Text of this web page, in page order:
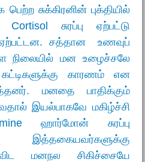
சுக்கிரனின் புக்தியில்
சுரப்பு ஏற்பட்டு
ஏற்பட்டன. சத்தான உணவுப்
நிலையில் மன உழைச்சலே
காரணம் என
மனதை பாதிக்கும்
இயல்பாகவே மகிழ்ச்சி
ஹார்மோன் சுரப்பு
இத்தகையவர்களுக்கு
மனநல சிகிச்சையே